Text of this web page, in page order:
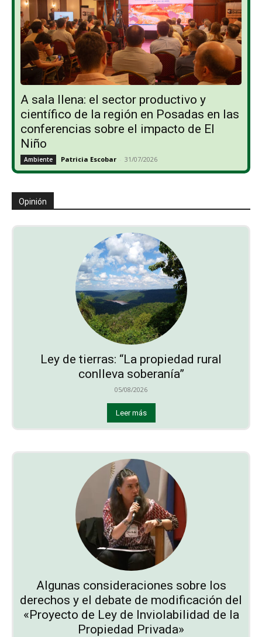
A sala llena: el sector productivo y
científico de la región en Posadas en las
conferencias sobre el impacto de El
Niño
Ambiente Patricia Escobar - 31/07/2026
Opinión
Ley de tierras: “La propiedad rural
conlleva soberanía”
05/08/2026
Leer más
Algunas consideraciones sobre los
derechos y el debate de modificación del
«Proyecto de Ley de Inviolabilidad de la
Propiedad Privada»